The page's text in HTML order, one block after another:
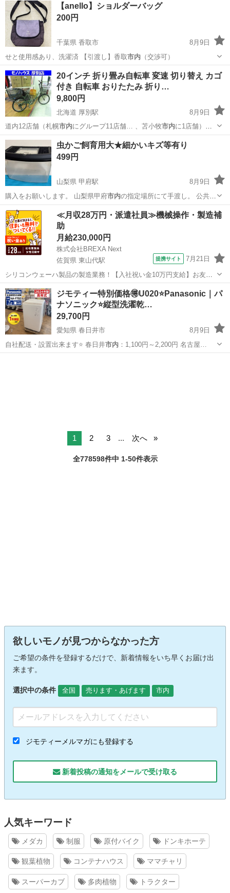
【anello】ショルダーバッグ
200円
千葉県 香取市
8月9日
せと使用感あり、洗濯済 【引渡し】香取市内（交渉可）
千葉 香取市 バッグ
20インチ 折り畳み自転車 変速 切り替え カゴ
付き 自転車 おりたたみ 折り…
9,800円
北海道 厚別駅
8月9日
道内12店舗（札幌市内にグループ11店舗… 、苫小牧市内に1店舗）
Us… 難しい場合は、札幌市内近郊に限り自社配送…
北海道 札幌市 厚別駅 折りたたみ自転車
虫かご飼育用大★細かいキズ等有り
499円
山梨県 甲府駅
8月9日
購入をお願いします。 山梨県甲府市内の指定場所にて手渡し。 公共の
往来が…
山梨 甲府市 甲府駅 その他
≪月収28万円・派遣社員≫機械操作・製造補
助
月給230,000円
株式会社BREXA Next
佐賀県 東山代駅
提携サイト 7月21日
シリコンウェーハ製品の製造業務！【入社祝い金10万円支給】お友達
やカップルとの応募OK◎年間休日129日＆休出なしでプライベート充
実♪業務はクリーンルームで快適作業◎自社正社員登用制度あり★1食
300円～の格安食堂あり！《佐...
佐賀 伊万里市 東山代駅 その他
ジモティー特別価格🉐U020⭐️Panasonic｜パ
ナソニック⭐️縦型洗濯乾…
29,700円
愛知県 春日井市
8月9日
️自社配送・設置出来ます⭐️ 春日井市内：1,100円～2,200円 名古屋…
1 2 3 ... 次へ
全778598件中 1-50件表示
欲しいモノが見つからなかった方
ご希望の条件を登録するだけで、新着情報をいち早くお届け出
来ます。
選択中の条件 全国 売ります・あげます 市内
ジモティーメルマガにも登録する
新着投稿の通知をメールで受け取る
人気キーワード
メダカ 制服 原付バイク ドンキホーテ
観葉植物 コンテナハウス ママチャリ
スーパーカブ 多肉植物 トラクター